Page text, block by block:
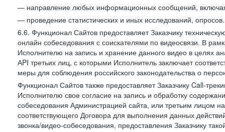
— направление любых информационных сообщений,
— проведение статистических и иных исследований, опросов.
6.6. Функционал Сайтов предоставляет Заказчику
онлайн собеседования с соискателями по видеосвязи. В
Исполнителю на запись и хранение данного видео в целях
АPI третьих лиц, с которыми Исполнитель заключает
меры для соблюдения российского законодательства о
Функционал Сайтов также предоставляет Заказчику Call-
Исполнителю свое согласие на запись и обработку
собеседования Администрацией сайта, или третьим лицом
соответствующего Договора для выполнения данных
звонка/видео-собеседования, предоставления Заказчику